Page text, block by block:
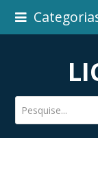
Pesquise...